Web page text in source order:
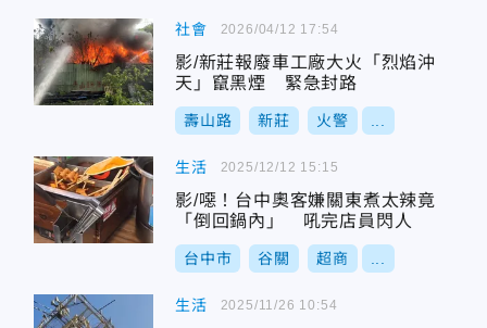
社會
影/新莊報廢車工廠大火「烈焰沖
天」竄黑煙 緊急封路
壽山路 新莊 火警
2026/04/12 17:54
生活
影/噁！台中奧客嫌關東煮太辣竟
「倒回鍋內」 吼完店員閃人
台中市 谷關 超商
2025/12/12 15:15
生活 2025/11/26 10:54